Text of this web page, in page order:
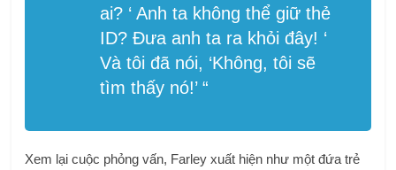
ai? ‘ Anh ta không thể giữ thẻ
ID? Đưa anh ta ra khỏi đây! ‘
Và tôi đã nói, ‘Không, tôi sẽ
tìm thấy nó!’ “
Xem lại cuộc phỏng vấn, Farley xuất hiện như một đứa trẻ